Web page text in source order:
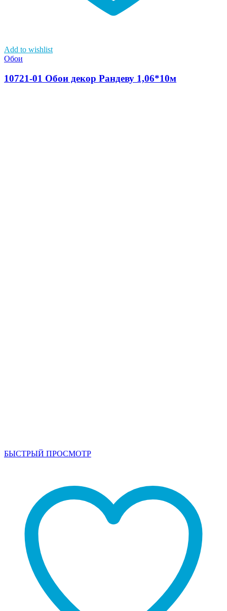
Add to wishlist
Обои
10721-01 Обои декор Рандеву 1,06*10м
БЫСТРЫЙ ПРОСМОТР